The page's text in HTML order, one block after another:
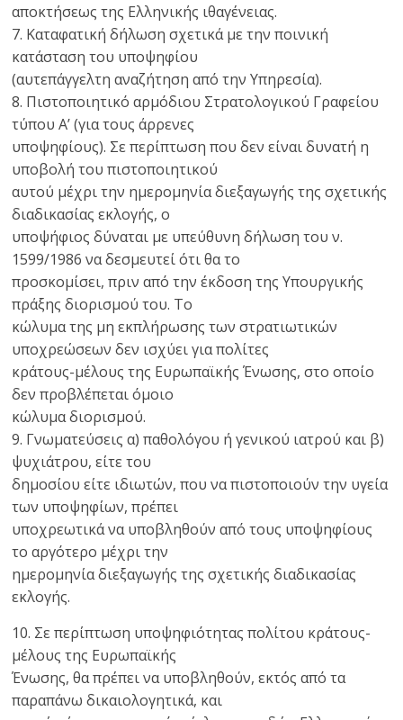
αποκτήσεως της Ελληνικής ιθαγένειας.
7. Καταφατική δήλωση σχετικά με την ποινική
κατάσταση του υποψηφίου
(αυτεπάγγελτη αναζήτηση από την Υπηρεσία).
8. Πιστοποιητικό αρμόδιου Στρατολογικού Γραφείου
τύπου Α’ (για τους άρρενες
υποψηφίους). Σε περίπτωση που δεν είναι δυνατή η
υποβολή του πιστοποιητικού
αυτού μέχρι την ημερομηνία διεξαγωγής της σχετικής
διαδικασίας εκλογής, ο
υποψήφιος δύναται με υπεύθυνη δήλωση του ν.
1599/1986 να δεσμευτεί ότι θα το
προσκομίσει, πριν από την έκδοση της Υπουργικής
πράξης διορισμού του. Το
κώλυμα της μη εκπλήρωσης των στρατιωτικών
υποχρεώσεων δεν ισχύει για πολίτες
κράτους-μέλους της Ευρωπαϊκής Ένωσης, στο οποίο
δεν προβλέπεται όμοιο
κώλυμα διορισμού.
9. Γνωματεύσεις α) παθολόγου ή γενικού ιατρού και β)
ψυχιάτρου, είτε του
δημοσίου είτε ιδιωτών, που να πιστοποιούν την υγεία
των υποψηφίων, πρέπει
υποχρεωτικά να υποβληθούν από τους υποψηφίους
το αργότερο μέχρι την
ημερομηνία διεξαγωγής της σχετικής διαδικασίας
εκλογής.
10. Σε περίπτωση υποψηφιότητας πολίτου κράτους-
μέλους της Ευρωπαϊκής
Ένωσης, θα πρέπει να υποβληθούν, εκτός από τα
παραπάνω δικαιολογητικά, και